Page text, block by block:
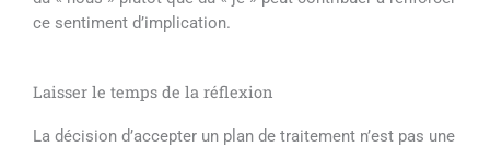
ce sentiment d’implication.
Laisser le temps de la réflexion
La décision d’accepter un plan de traitement n’est pas une